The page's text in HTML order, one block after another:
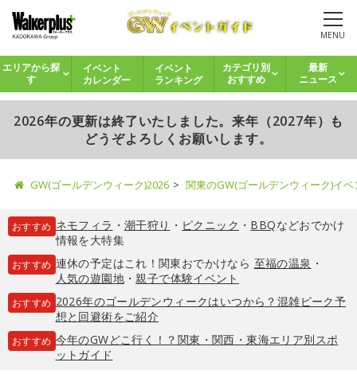
MENU
エリアから探
す
イベント
カレンダー
イベント
ランキング
カテゴリ別
おすすめ
最新
ニュース
2026年の更新は終了いたしました。来年（2027年）も
どうぞよろしくお願いします。
GW(ゴールデンウィーク)2026 関東のGW(ゴールデンウィーク)イ
おすすめ ネモフィラ ・ 潮干狩り ・ ピクニック ・ BBQなどおでかけ
情報を大特集
おすすめ 連休の予定はこれ！関東おでかけなら 至福の温泉 ・
人気の遊園地・親子で体験イベント
おすすめ 2026年のゴールデンウィークはいつから？混雑ピーク予
想と回避術をご紹介
おすすめ 今年のGWどこ行く！？関東・関西・東海エリア別スポ
ットガイド